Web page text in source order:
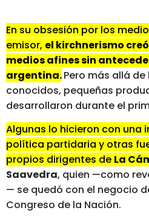
En su obsesión por los
emisor, el kirchnerismo
medios afines sin
argentina.Pero más allá
conocidos, pequeñas
desarrollaron durante el
Algunas lo hicieron con una
política partidaria y otras
propios dirigentes de La
Saavedra, quien —como
— se quedó con el negocio
Congreso de la Nación.